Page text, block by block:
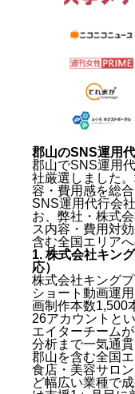
郡山のSNS運用
郡山でSNS運用
社厳選しました
容・費用感を総
SNS運用代行会
お、弊社・株式
ス内容・費用対
含む全国エリア
1. 株式会社キン
応）
株式会社キング
ショート動画運
画制作本数1,500
26アカウントと
エイターチーム
分析まで一気通貫
郡山を含む全国
食店・美容サロ
ど幅広い業種で